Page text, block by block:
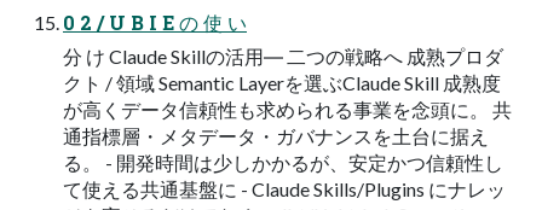
0 2 / U B I E の 使 い
分 け Claude Skillの活用― 二つの戦略へ 成熟プロダ
クト / 領域 Semantic Layerを選ぶClaude Skill 成熟度
が高くデータ信頼性も求められる事業を念頭に。 共
通指標層・メタデータ・ガバナンスを土台に据え
る。 - 開発時間は少しかかるが、安定かつ信頼性し
て使える共通基盤に - Claude Skills/Plugins にナレッ